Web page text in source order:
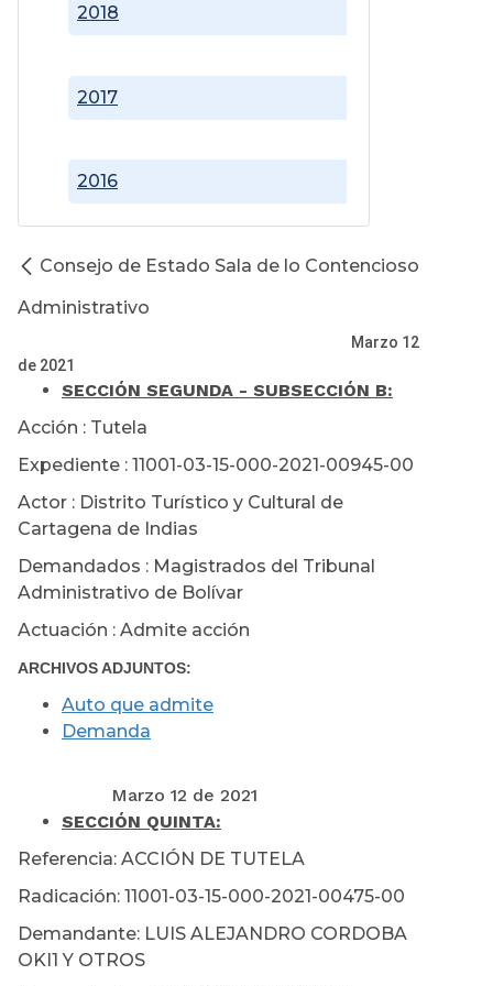
2016
2017
2018
Consejo de Estado Sala de lo Contencioso
Administrativo
Marzo 12
de 2021
SECCIÓN SEGUNDA - SUBSECCIÓN B:
Acción : Tutela
Expediente : 11001-03-15-000-2021-00945-00
Actor : Distrito Turístico y Cultural de
Cartagena de Indias
Demandados : Magistrados del Tribunal
Administrativo de Bolívar
Actuación : Admite acción
ARCHIVOS ADJUNTOS:
Auto que admite
Demanda
Marzo 12 de 2021
SECCIÓN QUINTA:
Referencia: ACCIÓN DE TUTELA
Radicación: 11001-03-15-000-2021-00475-00
Demandante: LUIS ALEJANDRO CORDOBA
OKI1 Y OTROS